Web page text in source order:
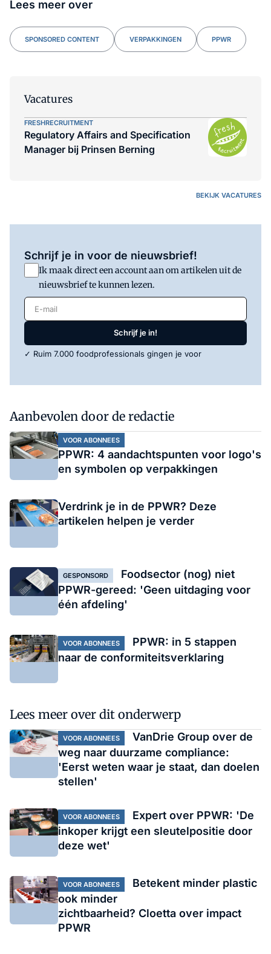
Lees meer over
SPONSORED CONTENT VERPAKKINGEN PPWR
Vacatures
FRESHRECRUITMENT
Regulatory Affairs and Specification
Manager bij Prinsen Berning
BEKIJK VACATURES
Schrijf je in voor de nieuwsbrief!
Ik maak direct een account aan om artikelen uit de
nieuwsbrief te kunnen lezen.
E-mail
Schrijf je in!
✓ Ruim 7.000 foodprofessionals gingen je voor
Aanbevolen door de redactie
VOOR ABONNEES
PPWR: 4 aandachtspunten voor logo's
en symbolen op verpakkingen
Verdrink je in de PPWR? Deze
artikelen helpen je verder
GESPONSORD
Foodsector (nog) niet
PPWR-gereed: 'Geen uitdaging voor
één afdeling'
VOOR ABONNEES
PPWR: in 5 stappen
naar de conformiteitsverklaring
Lees meer over dit onderwerp
VOOR ABONNEES
VanDrie Group over de
weg naar duurzame compliance:
'Eerst weten waar je staat, dan doelen
stellen'
VOOR ABONNEES
Expert over PPWR: 'De
inkoper krijgt een sleutelpositie door
deze wet'
VOOR ABONNEES
Betekent minder plastic
ook minder
zichtbaarheid? Cloetta over impact
PPWR